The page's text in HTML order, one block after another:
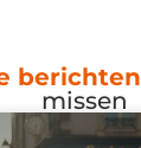
berichten
missen